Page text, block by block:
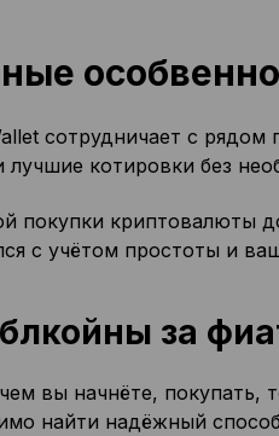
сотрудничает с
лучшие котировки без
покупки криптовалюты
с учётом простоты и
за
вы начнёте, покупать,
найти надёжный